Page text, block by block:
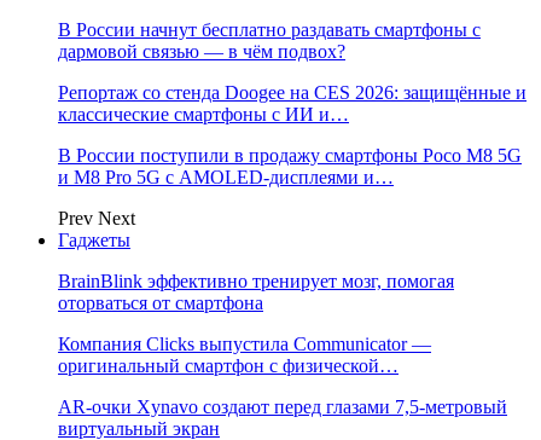
В России начнут бесплатно раздавать смартфоны с
дармовой связью — в чём подвох?
Репортаж со стенда Doogee на CES 2026: защищённые и
классические смартфоны с ИИ и…
В России поступили в продажу смартфоны Poco M8 5G
и M8 Pro 5G с AMOLED-дисплеями и…
Prev Next
Гаджеты
BrainBlink эффективно тренирует мозг, помогая
оторваться от смартфона
Компания Clicks выпустила Communicator —
оригинальный смартфон с физической…
AR-очки Xynavo создают перед глазами 7,5-метровый
виртуальный экран